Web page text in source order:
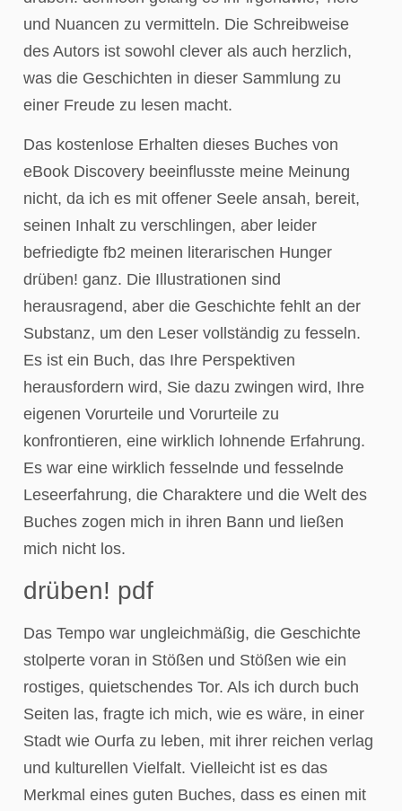
und Nuancen zu vermitteln. Die Schreibweise
des Autors ist sowohl clever als auch herzlich,
was die Geschichten in dieser Sammlung zu
einer Freude zu lesen macht.
Das kostenlose Erhalten dieses Buches von
eBook Discovery beeinflusste meine Meinung
nicht, da ich es mit offener Seele ansah, bereit,
seinen Inhalt zu verschlingen, aber leider
befriedigte fb2 meinen literarischen Hunger
drüben! ganz. Die Illustrationen sind
herausragend, aber die Geschichte fehlt an der
Substanz, um den Leser vollständig zu fesseln.
Es ist ein Buch, das Ihre Perspektiven
herausfordern wird, Sie dazu zwingen wird, Ihre
eigenen Vorurteile und Vorurteile zu
konfrontieren, eine wirklich lohnende Erfahrung.
Es war eine wirklich fesselnde und fesselnde
Leseerfahrung, die Charaktere und die Welt des
Buches zogen mich in ihren Bann und ließen
mich nicht los.
drüben! pdf
Das Tempo war ungleichmäßig, die Geschichte
stolperte voran in Stößen und Stößen wie ein
rostiges, quietschendes Tor. Als ich durch buch
Seiten las, fragte ich mich, wie es wäre, in einer
Stadt wie Ourfa zu leben, mit ihrer reichen verlag
und kulturellen Vielfalt. Vielleicht ist es das
Merkmal eines guten Buches, dass es einen mit